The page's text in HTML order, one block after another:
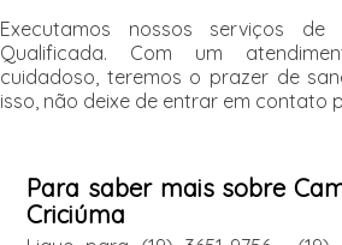
Executamos nossos serviços
Qualificada. Com um
cuidadoso, teremos o prazer de
isso, não deixe de entrar em contato
Para saber mais sobre
Criciúma